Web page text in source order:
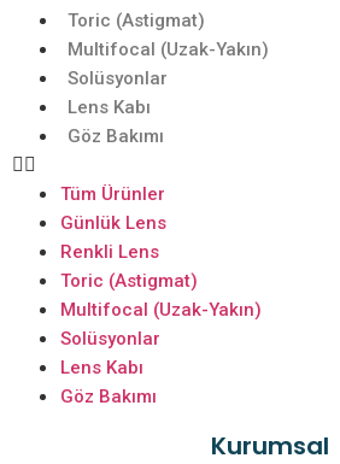
Toric (Astigmat)
Multifocal (Uzak-Yakın)
Solüsyonlar
Lens Kabı
Göz Bakımı
Tüm Ürünler
Günlük Lens
Renkli Lens
Toric (Astigmat)
Multifocal (Uzak-Yakın)
Solüsyonlar
Lens Kabı
Göz Bakımı
Kurumsal